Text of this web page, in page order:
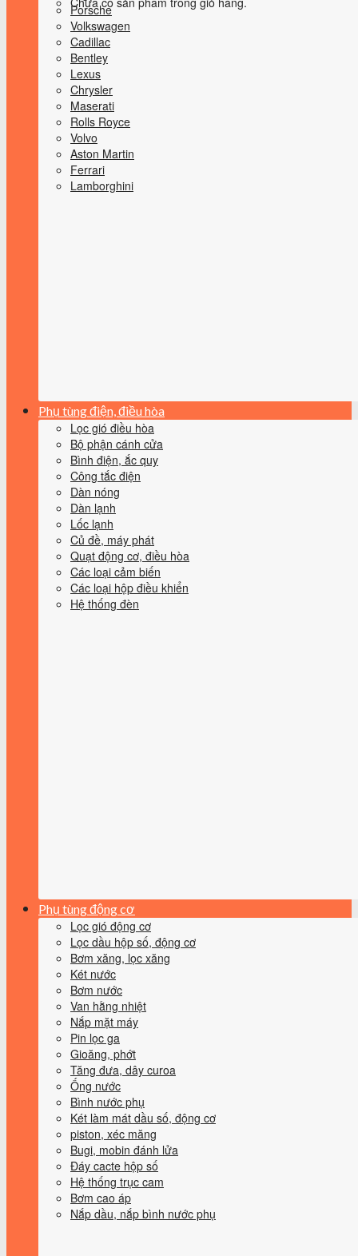
Porsche
Volkswagen
Cadillac
Bentley
Lexus
Chrysler
Maserati
Rolls Royce
Volvo
Aston Martin
Ferrari
Lamborghini
Phụ tùng điện, điều hòa
Lọc gió điều hòa
Bộ phận cánh cửa
Bình điện, ắc quy
Công tắc điện
Dàn nóng
Dàn lạnh
Lốc lạnh
Củ đề, máy phát
Quạt động cơ, điều hòa
Các loại cảm biến
Các loại hộp điều khiển
Hệ thống đèn
Phụ tùng động cơ
Lọc gió động cơ
Lọc dầu hộp số, động cơ
Bơm xăng, lọc xăng
Két nước
Bơm nước
Van hằng nhiệt
Nắp mặt máy
Pin lọc ga
Gioăng, phớt
Tăng đưa, dây curoa
Ống nước
Bình nước phụ
Két làm mát dầu số, động cơ
piston, xéc măng
Bugi, mobin đánh lửa
Đáy cacte hộp số
Hệ thống trục cam
Bơm cao áp
Nắp dầu, nắp bình nước phụ